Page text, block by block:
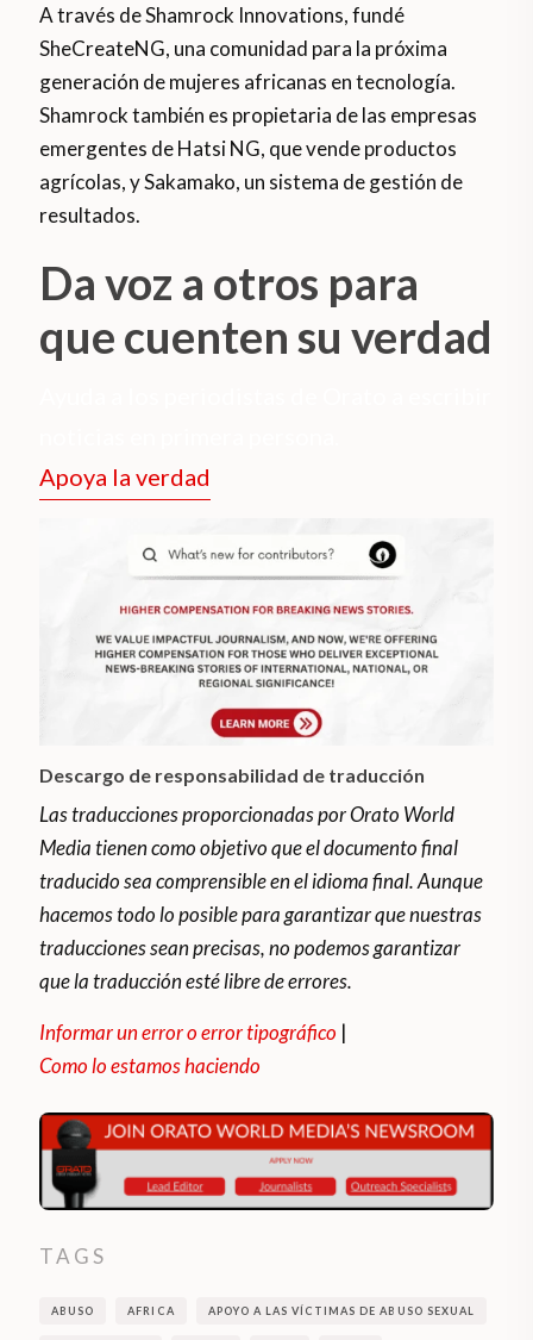
A través de Shamrock Innovations, fundé
SheCreateNG, una comunidad para la próxima
generación de mujeres africanas en tecnología.
Shamrock también es propietaria de las empresas
emergentes de Hatsi NG, que vende productos
agrícolas, y Sakamako, un sistema de gestión de
resultados.
Da voz a otros para
que cuenten su verdad
Apoya la verdad
Descargo de responsabilidad de traducción
Las traducciones proporcionadas por Orato World
Media tienen como objetivo que el documento final
traducido sea comprensible en el idioma final. Aunque
hacemos todo lo posible para garantizar que nuestras
traducciones sean precisas, no podemos garantizar
que la traducción esté libre de errores.
Informar un error o error tipográfico |
Como lo estamos haciendo
TAGS
ABUSO AFRICA APOYO A LAS VÍCTIMAS DE ABUSO SEXUAL